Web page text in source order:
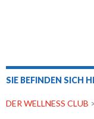
SIE BEFINDEN SICH
DER WELLNESS CLUB